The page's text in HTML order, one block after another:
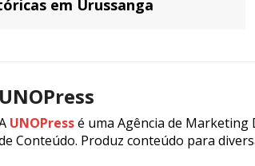
em Urussanga
UNOPress
UNOPressé uma Agência de
Conteúdo. Produz conteúdo para